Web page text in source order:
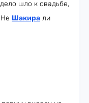
шло к свадьбе,
Шакира ли